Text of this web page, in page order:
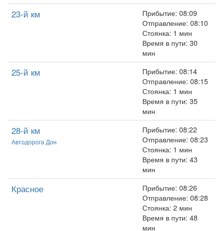
23-й км
Прибытие: 08:09
Отправление: 08:10
Стоянка: 1 мин
Время в пути: 30
мин
25-й км
Прибытие: 08:14
Отправление: 08:15
Стоянка: 1 мин
Время в пути: 35
мин
28-й км
Автодорога Дон
Прибытие: 08:22
Отправление: 08:23
Стоянка: 1 мин
Время в пути: 43
мин
Красное
Прибытие: 08:26
Отправление: 08:28
Стоянка: 2 мин
Время в пути: 48
мин